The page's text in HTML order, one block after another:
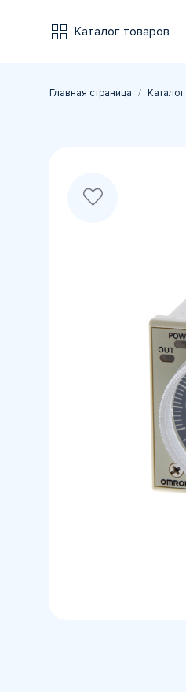
Каталог товаров
Главная страница Каталог